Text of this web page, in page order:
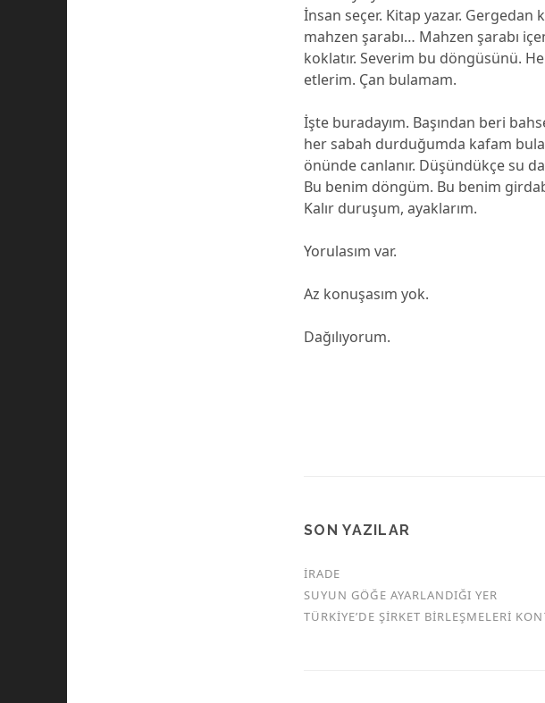
İnsan seçer. Kitap yazar. Gergedan
mahzen şarabı… Mahzen şarabı
koklatır. Severim bu döngüsünü.
etlerim. Çan bulamam.
İşte buradayım. Başından beri
her sabah durduğumda kafam
önünde canlanır. Düşündükçe su
Bu benim döngüm. Bu benim
Kalır duruşum, ayaklarım.
Yorulasım var.
Az konuşasım yok.
Dağılıyorum.
SON YAZILAR
İRADE
SUYUN GÖĞE AYARLANDIĞI YER
TÜRKİYE’DE ŞİRKET BİRLEŞMELERİ